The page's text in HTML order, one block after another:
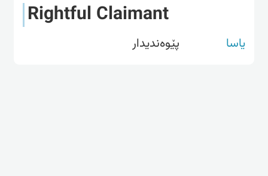
Rightful Claimant
یاسا پێوەندیدار